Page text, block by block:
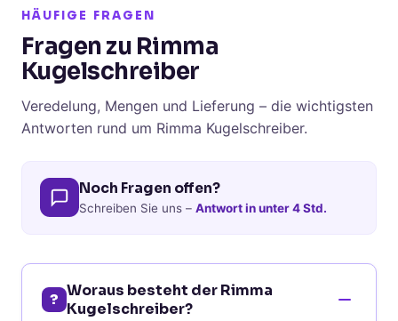
HÄUFIGE FRAGEN
Fragen zu Rimma
Kugelschreiber
Veredelung, Mengen und Lieferung – die wichtigsten
Antworten rund um Rimma Kugelschreiber.
Noch Fragen offen?
Schreiben Sie uns – Antwort in unter 4 Std.
? Woraus besteht der Rimma
Kugelschreiber?